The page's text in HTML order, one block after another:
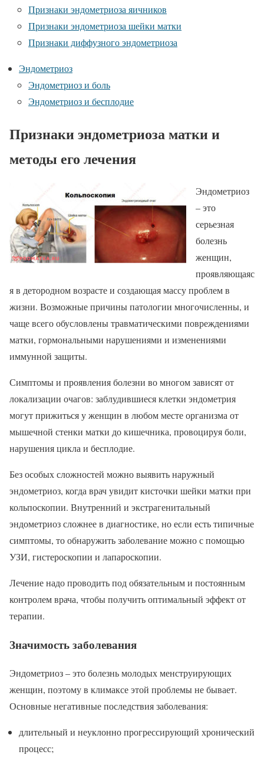
Признаки эндометриоза яичников
Признаки эндометриоза шейки матки
Признаки диффузного эндометриоза
Эндометриоз
Эндометриоз и боль
Эндометриоз и бесплодие
Признаки эндометриоза матки и
методы его лечения
Эндометриоз
– это
серьезная
болезнь
женщин,
проявляющаяс
я в детородном возрасте и создающая массу проблем в
жизни. Возможные причины патологии многочисленны, и
чаще всего обусловлены травматическими повреждениями
матки, гормональными нарушениями и изменениями
иммунной защиты.
Симптомы и проявления болезни во многом зависят от
локализации очагов: заблудившиеся клетки эндометрия
могут прижиться у женщин в любом месте организма от
мышечной стенки матки до кишечника, провоцируя боли,
нарушения цикла и бесплодие.
Без особых сложностей можно выявить наружный
эндометриоз, когда врач увидит кисточки шейки матки при
кольпоскопии. Внутренний и экстрагенитальный
эндометриоз сложнее в диагностике, но если есть типичные
симптомы, то обнаружить заболевание можно с помощью
УЗИ, гистероскопии и лапароскопии.
Лечение надо проводить под обязательным и постоянным
контролем врача, чтобы получить оптимальный эффект от
терапии.
Значимость заболевания
Эндометриоз – это болезнь молодых менструирующих
женщин, поэтому в климаксе этой проблемы не бывает.
Основные негативные последствия заболевания:
длительный и неуклонно прогрессирующий хронический
процесс;